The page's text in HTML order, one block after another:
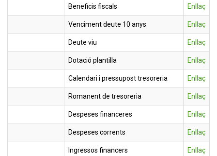
Beneficis fiscals Enllaç
Venciment deute 10 anys Enllaç
Deute viu Enllaç
Dotació plantilla Enllaç
Calendari i pressupost tresoreria Enllaç
Romanent de tresoreria Enllaç
Despeses financeres Enllaç
Despeses corrents Enllaç
Ingressos financers Enllaç